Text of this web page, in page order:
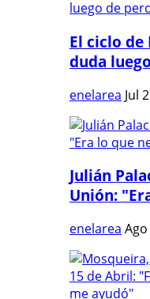
El ciclo de
duda
enelarea Jul
Julián
Unión:
enelarea